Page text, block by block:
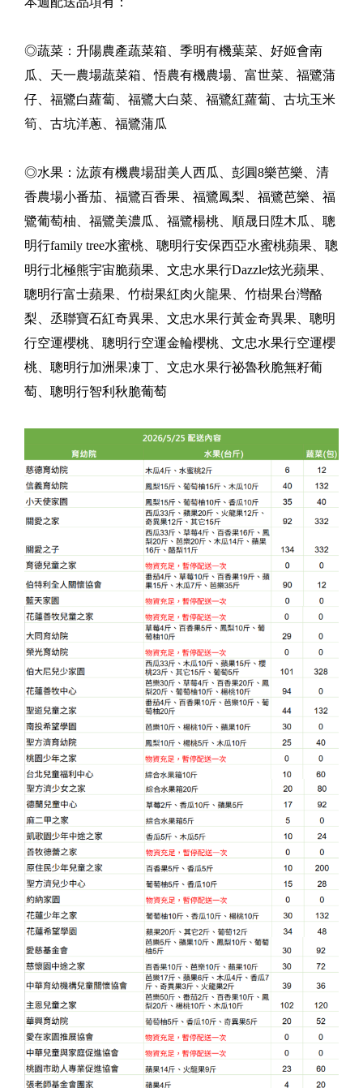
◎蔬菜：升陽農產蔬菜箱、季明有機葉菜、好姬會南
瓜、天一農場蔬菜箱、悟農有機農場、富世菜、福鷺蒲
仔、福鷺白蘿蔔、福鷺大白菜、福鷺紅蘿蔔、古坑玉米
筍、古坑洋蔥、福鷺蒲瓜
◎水果：汯蒝有機農場甜美人西瓜、彭圓8樂芭樂、清
香農場小番茄、福鷺百香果、福鷺鳳梨、福鷺芭樂、福
鷺葡萄柚、福鷺美濃瓜、福鷺楊桃、順晟日陞木瓜、聰
明行family tree水蜜桃、聰明行安保西亞水蜜桃蘋果、聰
明行北極熊宇宙脆蘋果、文忠水果行Dazzle炫光蘋果、
聰明行富士蘋果、竹樹果紅肉火龍果、竹樹果台灣酪
梨、丞聯寶石紅奇異果、文忠水果行黃金奇異果、聰明
行空運櫻桃、聰明行空運金輪櫻桃、文忠水果行空運櫻
桃、聰明行加洲果凍丁、文忠水果行祕魯秋脆無籽葡
萄、聰明行智利秋脆葡萄